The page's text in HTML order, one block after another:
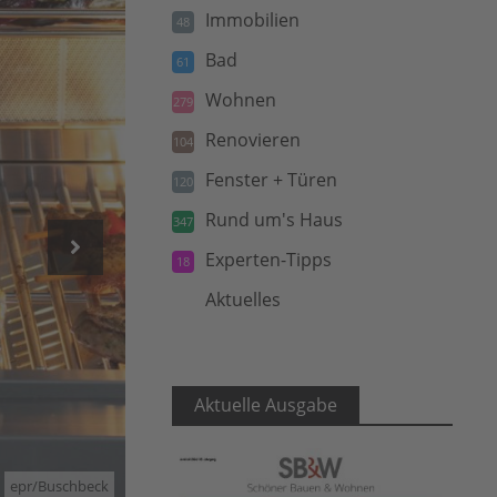
epr/Buschbeck
48 Immobilien
61 Bad
279 Wohnen
104 Renovieren
120 Fenster + Türen
347 Rund um's Haus
18 Experten-Tipps
Aktuelles
Aktuelle Ausgabe